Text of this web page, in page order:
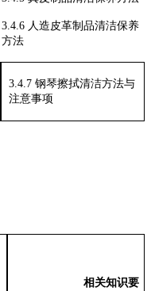
3.4.6 人造皮革制品清洁保养
方法
3.4.7 钢琴擦拭清洁方法与
注意事项
相关知识要